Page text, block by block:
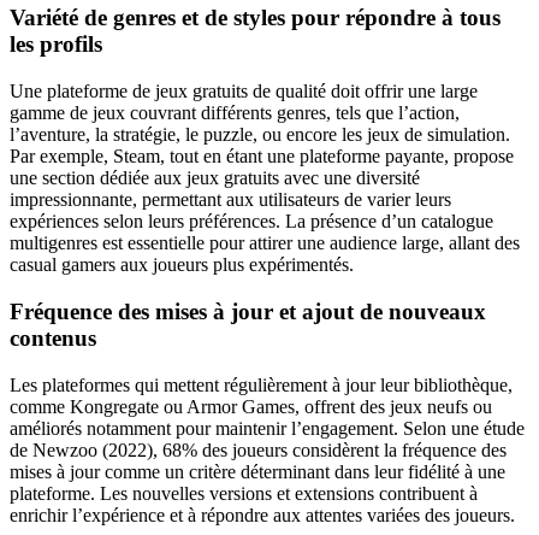
Variété de genres et de styles pour répondre à tous
les profils
Une plateforme de jeux gratuits de qualité doit offrir une large
gamme de jeux couvrant différents genres, tels que l’action,
l’aventure, la stratégie, le puzzle, ou encore les jeux de simulation.
Par exemple, Steam, tout en étant une plateforme payante, propose
une section dédiée aux jeux gratuits avec une diversité
impressionnante, permettant aux utilisateurs de varier leurs
expériences selon leurs préférences. La présence d’un catalogue
multigenres est essentielle pour attirer une audience large, allant des
casual gamers aux joueurs plus expérimentés.
Fréquence des mises à jour et ajout de nouveaux
contenus
Les plateformes qui mettent régulièrement à jour leur bibliothèque,
comme Kongregate ou Armor Games, offrent des jeux neufs ou
améliorés notamment pour maintenir l’engagement. Selon une étude
de Newzoo (2022), 68% des joueurs considèrent la fréquence des
mises à jour comme un critère déterminant dans leur fidélité à une
plateforme. Les nouvelles versions et extensions contribuent à
enrichir l’expérience et à répondre aux attentes variées des joueurs.